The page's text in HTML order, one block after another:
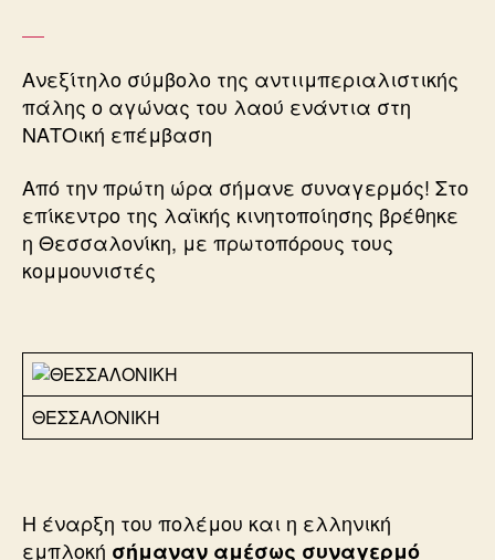
Ανεξίτηλο σύμβολο της αντιιμπεριαλιστικής
πάλης ο αγώνας του λαού ενάντια στη
ΝΑΤΟική επέμβαση
Από την πρώτη ώρα σήμανε συναγερμός! Στο
επίκεντρο της λαϊκής κινητοποίησης βρέθηκε
η Θεσσαλονίκη, με πρωτοπόρους τους
κομμουνιστές
ΘΕΣΣΑΛΟΝΙΚΗ
Η έναρξη του πολέμου και η ελληνική
εμπλοκή σήμαναν αμέσως συναγερμό